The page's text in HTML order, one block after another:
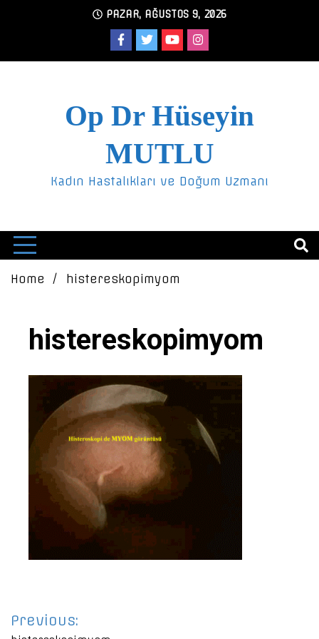
PAZAR, AĞUSTOS 9, 2026
Op Dr Hüseyin
MUTLU
Kadın Hastalıkları ve Doğum Uzmanı
Home histereskopimyom
histereskopimyom
Yazı
Previous: